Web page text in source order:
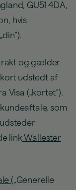
GU51 4DA,
hvis
og gælder
udstedt af
Visa („kortet“).
som
link Wallester
(„Generelle